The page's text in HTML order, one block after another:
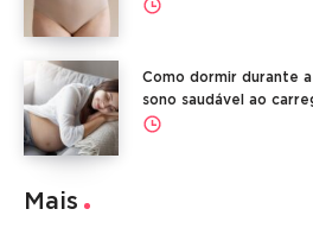
Como dormir durante
sono saudável ao
Mais